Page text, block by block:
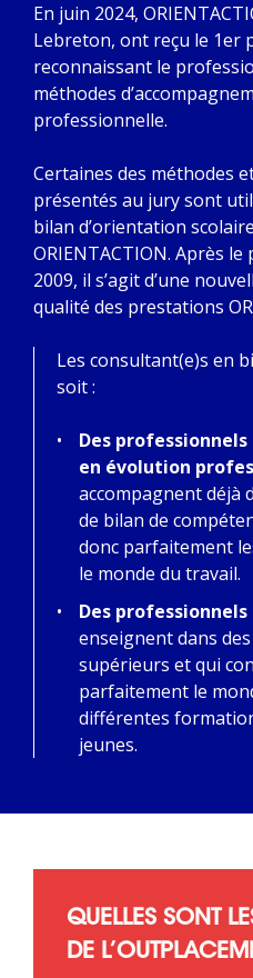
En juin 2024,
Lebreton, ont reçu le 1er
reconnaissant le
méthodes
professionnelle.
Certaines des méthodes
présentés au jury sont
bilan d’orientation
ORIENTACTION. Après
2009, il s’agit d’une
qualité des prestations
Les consultant(e)s en
soit :
Des
en évolution
accompagnent déjà
de bilan de
donc parfaitement
le monde du travail.
Des
enseignent dans
supérieurs et qui
parfaitement le
différentes
jeunes.
QUELLES SONT
DE